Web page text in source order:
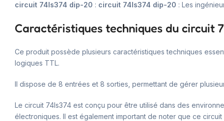
circuit 74ls374 dip-20 : circuit 74ls374 dip-20 : Les
Caractéristiques techniques du circuit
Ce produit possède plusieurs caractéristiques techniques
logiques TTL.
Il dispose de 8 entrées et 8 sorties, permettant de gérer
Le circuit 74ls374 est conçu pour être utilisé dans des
électroniques. Il est également important de noter que ce